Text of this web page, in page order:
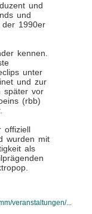
und
und
1990er
kennen.
unter
und zur
später vor
(rbb)
offiziell
wurden mit
als
veranstaltungen/...